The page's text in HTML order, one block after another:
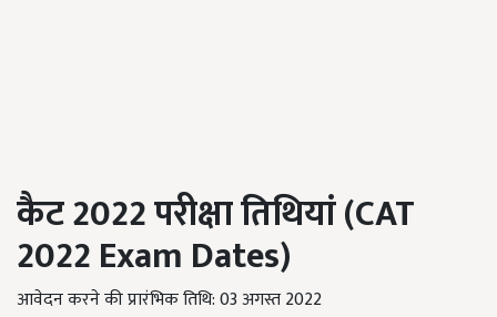
कैट 2022 परीक्षा तिथियां (CAT
2022Exam Dates)
आवेदन करने की प्रारंभिक तिथि: 03 अगस्त 2022